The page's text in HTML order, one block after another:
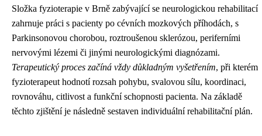
Složka fyzioterapie v Brně zabývající se neurologickou rehabilitací
zahrnuje práci s pacienty po cévních mozkových příhodách, s
Parkinsonovou chorobou, roztroušenou sklerózou, periferními
nervovými lézemi či jinými neurologickými diagnózami.
Terapeutický proces začíná vždy důkladným vyšetřením, při kterém
fyzioterapeut hodnotí rozsah pohybu, svalovou sílu, koordinaci,
rovnováhu, citlivost a funkční schopnosti pacienta. Na základě
těchto zjištění je následně sestaven individuální rehabilitační plán.